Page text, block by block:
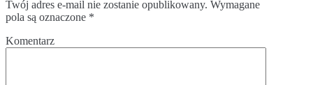
Twój adres e-mail nie zostanie opublikowany. Wymagane
pola są oznaczone *
Komentarz